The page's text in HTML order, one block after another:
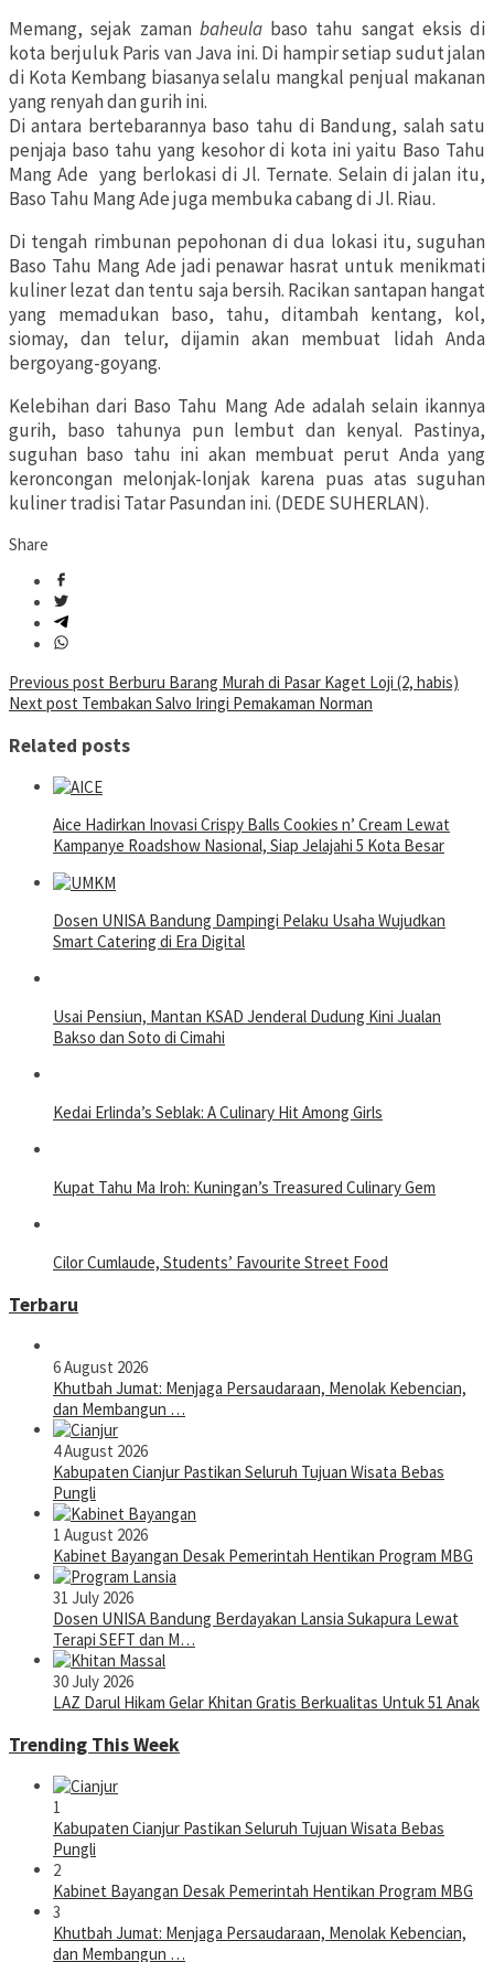
Memang, sejak zaman baheula baso tahu sangat eksis di
kota berjuluk Paris van Java ini. Di hampir setiap sudut jalan
di Kota Kembang biasanya selalu mangkal penjual makanan
yang renyah dan gurih ini.
Di antara bertebarannya baso tahu di Bandung, salah satu
penjaja baso tahu yang kesohor di kota ini yaitu Baso Tahu
Mang Ade yang berlokasi di Jl. Ternate. Selain di jalan itu,
Baso Tahu Mang Ade juga membuka cabang di Jl. Riau.
Di tengah rimbunan pepohonan di dua lokasi itu, suguhan
Baso Tahu Mang Ade jadi penawar hasrat untuk menikmati
kuliner lezat dan tentu saja bersih. Racikan santapan hangat
yang memadukan baso, tahu, ditambah kentang, kol,
siomay, dan telur, dijamin akan membuat lidah Anda
bergoyang-goyang.
Kelebihan dari Baso Tahu Mang Ade adalah selain ikannya
gurih, baso tahunya pun lembut dan kenyal. Pastinya,
suguhan baso tahu ini akan membuat perut Anda yang
keroncongan melonjak-lonjak karena puas atas suguhan
kuliner tradisi Tatar Pasundan ini. (DEDE SUHERLAN).
Share
Post
navigation
Previous post Berburu Barang Murah di Pasar Kaget Loji (2, habis)
Next post Tembakan Salvo Iringi Pemakaman Norman
Related posts
Aice Hadirkan Inovasi Crispy Balls Cookies n’ Cream Lewat
Kampanye Roadshow Nasional, Siap Jelajahi 5 Kota Besar
Dosen UNISA Bandung Dampingi Pelaku Usaha Wujudkan
Smart Catering di Era Digital
Usai Pensiun, Mantan KSAD Jenderal Dudung Kini Jualan
Bakso dan Soto di Cimahi
Kedai Erlinda’s Seblak: A Culinary Hit Among Girls
Kupat Tahu Ma Iroh: Kuningan’s Treasured Culinary Gem
Cilor Cumlaude, Students’ Favourite Street Food
Terbaru
6 August 2026
Khutbah Jumat: Menjaga Persaudaraan, Menolak Kebencian,
dan Membangun …
4 August 2026
Kabupaten Cianjur Pastikan Seluruh Tujuan Wisata Bebas
Pungli
1 August 2026
Kabinet Bayangan Desak Pemerintah Hentikan Program MBG
31 July 2026
Dosen UNISA Bandung Berdayakan Lansia Sukapura Lewat
Terapi SEFT dan M…
30 July 2026
LAZ Darul Hikam Gelar Khitan Gratis Berkualitas Untuk 51 Anak
Trending This Week
1
Kabupaten Cianjur Pastikan Seluruh Tujuan Wisata Bebas
Pungli
2
Kabinet Bayangan Desak Pemerintah Hentikan Program MBG
3
Khutbah Jumat: Menjaga Persaudaraan, Menolak Kebencian,
dan Membangun …